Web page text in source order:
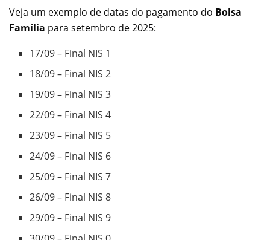
Veja um exemplo de datas do pagamento do Bolsa
Família para setembro de 2025:
17/09 – Final NIS 1
18/09 – Final NIS 2
19/09 – Final NIS 3
22/09 – Final NIS 4
23/09 – Final NIS 5
24/09 – Final NIS 6
25/09 – Final NIS 7
26/09 – Final NIS 8
29/09 – Final NIS 9